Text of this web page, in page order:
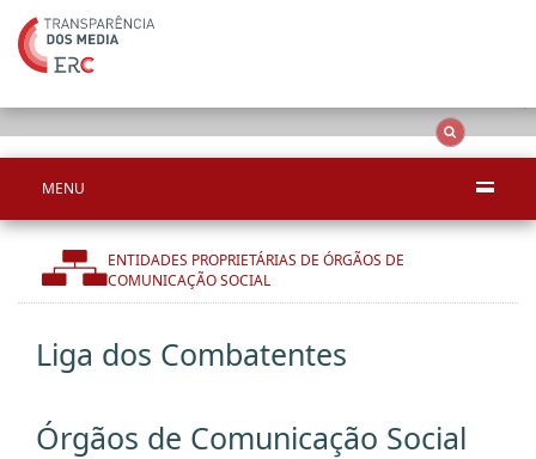
MENU
ENTIDADES PROPRIETÁRIAS DE ÓRGÃOS DE
COMUNICAÇÃO SOCIAL
Liga dos Combatentes
Órgãos de Comunicação Social